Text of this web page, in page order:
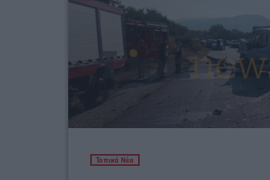
Τοπικά Νέα